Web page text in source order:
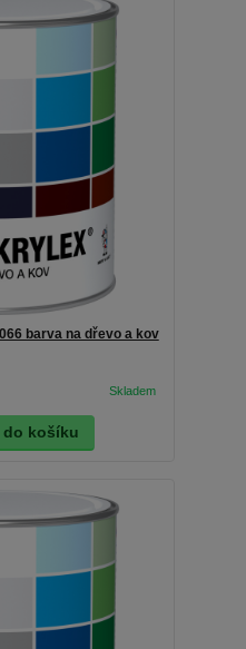
barva na dřevo a kov
do košíku